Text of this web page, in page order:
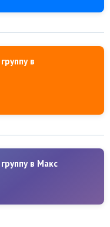
группу в
группу в Макс